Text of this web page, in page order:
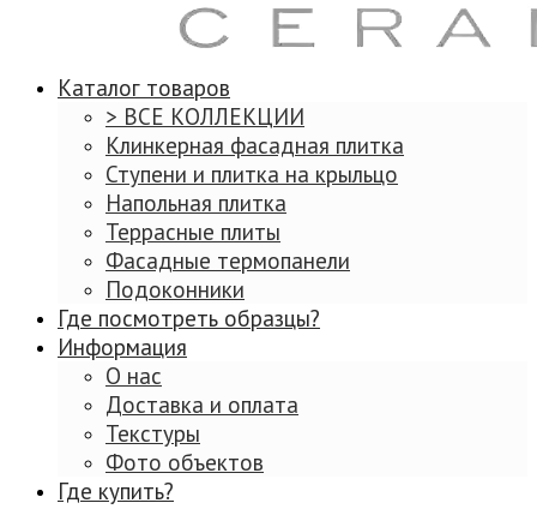
Каталог товаров
> ВСЕ КОЛЛЕКЦИИ
Клинкерная фасадная плитка
Ступени и плитка на крыльцо
Напольная плитка
Террасные плиты
Фасадные термопанели
Подоконники
Где посмотреть образцы?
Информация
О нас
Доставка и оплата
Текстуры
Фото объектов
Где купить?